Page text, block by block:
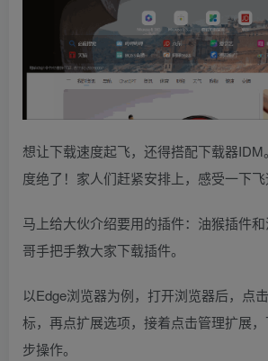
想让下载速度起飞，还得搭配下载器
度绝了！家人们赶紧安排上，感受一下飞
马上给大伙介绍要用的插件：油猴插件
哥手把手教大家下载插件。
以Edge浏览器为例，打开浏览器后，点
标，再点扩展选项，接着点击管理扩展
步操作。